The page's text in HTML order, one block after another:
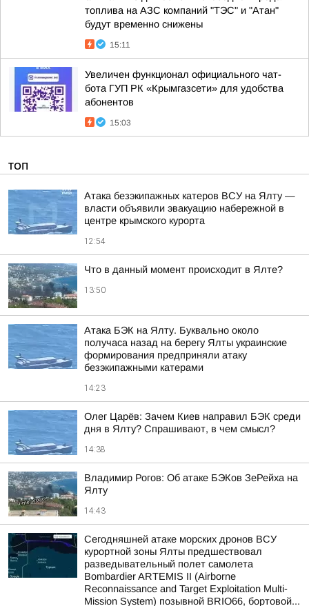
топлива на АЗС компаний "ТЭС" и "Атан"
будут временно снижены
15:11
Увеличен функционал официального чат-
бота ГУП РК «Крымгазсети» для удобства
абонентов
15:03
ТОП
Атака безэкипажных катеров ВСУ на Ялту —
власти объявили эвакуацию набережной в
центре крымского курорта
12:54
Что в данный момент происходит в Ялте?
13:50
Атака БЭК на Ялту. Буквально около
получаса назад на берегу Ялты украинские
формирования предприняли атаку
безэкипажными катерами
14:23
Олег Царёв: Зачем Киев направил БЭК среди
дня в Ялту? Спрашивают, в чем смысл?
14:38
Владимир Рогов: Об атаке БЭКов ЗеРейха на
Ялту
14:43
Сегодняшней атаке морских дронов ВСУ
курортной зоны Ялты предшествовал
разведывательный полет самолета
Bombardier ARTEMIS II (Airborne
Reconnaissance and Target Exploitation Multi-
Mission System) позывной BRIO66, бортовой...